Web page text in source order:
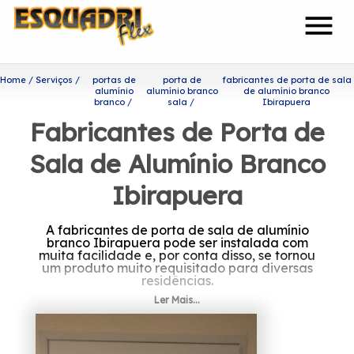
menu
Home Serviços
portas de
alumínio
branco
porta de
alumínio branco
sala
fabricantes de porta de sala
de alumínio branco
Ibirapuera
Fabricantes de Porta de
Sala de Alumínio Branco
Ibirapuera
A fabricantes de porta de sala de alumínio
branco Ibirapuera pode ser instalada com
muita facilidade e, por conta disso, se tornou
um produto muito requisitado para diversas
residências.
À procura de fabricantes de
porta de sala de alumínio
Ler Mais...